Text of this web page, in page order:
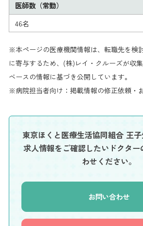
医師数（常勤）
46名
※本ページの医療機関情報は、転職先を検
に寄与するため、(株)レイ・クルーズが収
ベースの情報に基づき公開しています。
※病院担当者向け：掲載情報の修正依頼・
東京ほくと医療生活協同組合 王
求人情報をご確認したいドクタ
わせください。
お問い合わせ